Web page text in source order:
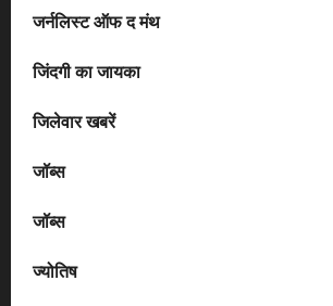
जर्नलिस्ट ऑफ द मंथ
जिंदगी का जायका
जिलेवार खबरें
जॉब्स
जॉब्स
ज्योतिष